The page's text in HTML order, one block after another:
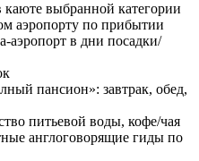
каюте выбранной категории
аэропорту по прибытии
аэропорт в дни посадки/
пансион»: завтрак, обед,
питьевой воды, кофе/чая
англоговорящие гиды по